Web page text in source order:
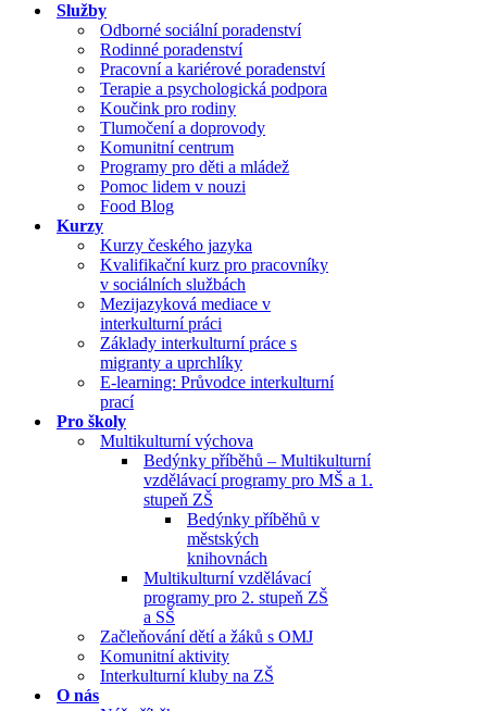
Služby
Odborné sociální poradenství
Rodinné poradenství
Pracovní a kariérové poradenství
Terapie a psychologická podpora
Koučink pro rodiny
Tlumočení a doprovody
Komunitní centrum
Programy pro děti a mládež
Pomoc lidem v nouzi
Food Blog
Kurzy
Kurzy českého jazyka
Kvalifikační kurz pro pracovníky
v sociálních službách
Mezijazyková mediace v
interkulturní práci
Základy interkulturní práce s
migranty a uprchlíky
E-learning: Průvodce interkulturní
prací
Pro školy
Multikulturní výchova
Bedýnky příběhů – Multikulturní
vzdělávací programy pro MŠ a 1.
stupeň ZŠ
Bedýnky příběhů v
městských
knihovnách
Multikulturní vzdělávací
programy pro 2. stupeň ZŠ
a SŠ
Začleňování dětí a žáků s OMJ
Komunitní aktivity
Interkulturní kluby na ZŠ
O nás